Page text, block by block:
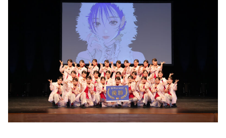
ぺこぱのまるスポ